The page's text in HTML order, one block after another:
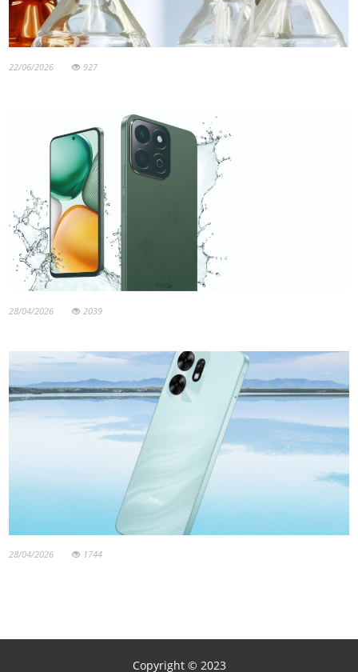
22/06/2026 927
28/04/2026 2039
28/04/2026 1744
Copyright © 2023